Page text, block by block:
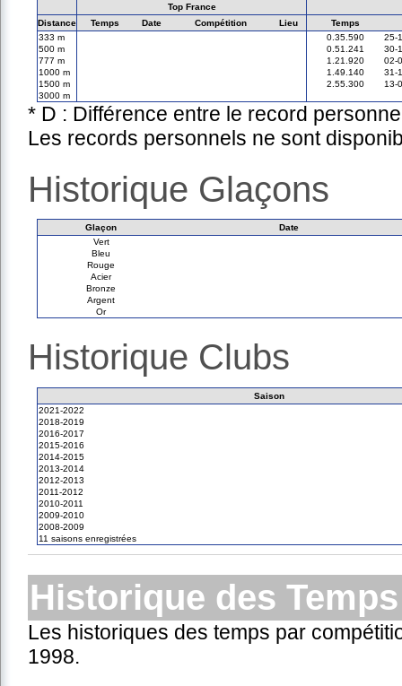
Top France
Distance
Temps Date Compétition Lieu
Temps
333 m
0.35.590
25-
500 m
0.51.241
30-
777 m
1.21.920
02-
1000 m
1.49.140
31-
1500 m
2.55.300
13-
3000 m
* D : Différence entre le record
Les records personnels ne sont
Historique Glaçons
Glaçon
Date
Vert
Bleu
Rouge
Acier
Bronze
Argent
Or
Historique Clubs
Saison
2021-2022
2018-2019
2016-2017
2015-2016
2014-2015
2013-2014
2012-2013
2011-2012
2010-2011
2009-2010
2008-2009
11 saisons enregistrées
Historique des Temps
Les historiques des temps par
1998.